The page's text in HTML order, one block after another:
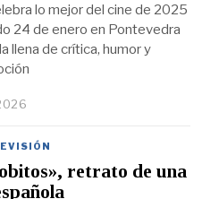
lo mejor del cine de 2025
24 de enero en Pontevedra
llena de crítica, humor y
retrato de una